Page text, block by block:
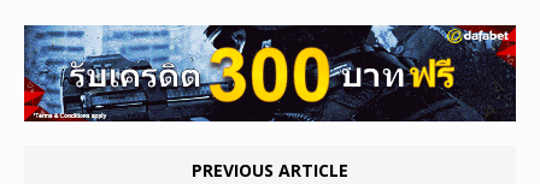
PREVIOUS ARTICLE